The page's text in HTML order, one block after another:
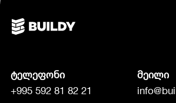
ტელეფონი
+995 592 81 82 21
მეილი